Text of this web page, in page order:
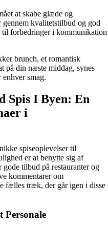
at skabe glæde og
gennem kvalitetstilbud og god
til forbedringer i kommunikation
brunch, et romantisk
på din næste middag, synes
smag.
Spis I Byen: En
i
spiseoplevelser til
er at benytte sig af
tilbud på restauranter og
kommentarer om
fælles træk, der går igen i disse
Personale